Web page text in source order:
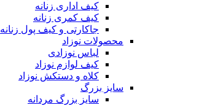
کیف اداری زنانه
کیف کمری زنانه
جاکارتی و کیف پول زنانه
محصولات نوزاد
لباس نوزادی
کیف لوازم نوزاد
کلاه و دستکش نوزاد
سایز بزرگ
سایز بزرگ مردانه